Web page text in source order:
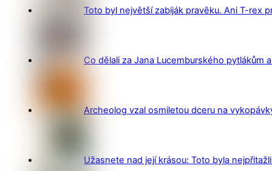
Toto byl největší zabiják pravěku. Ani T-rex
Co dělali za Jana Lucemburského pytlákům
Archeolog vzal osmiletou dceru na
Užasnete nad její krásou: Toto byla